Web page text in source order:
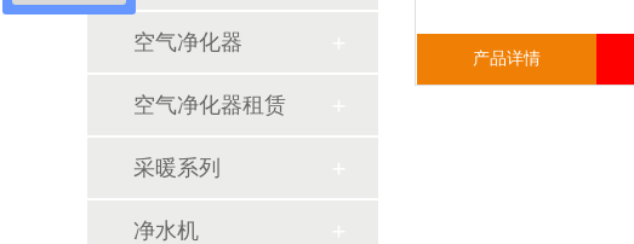
空气净化器
空气净化器租赁
采暖系列
净水机
产品详情